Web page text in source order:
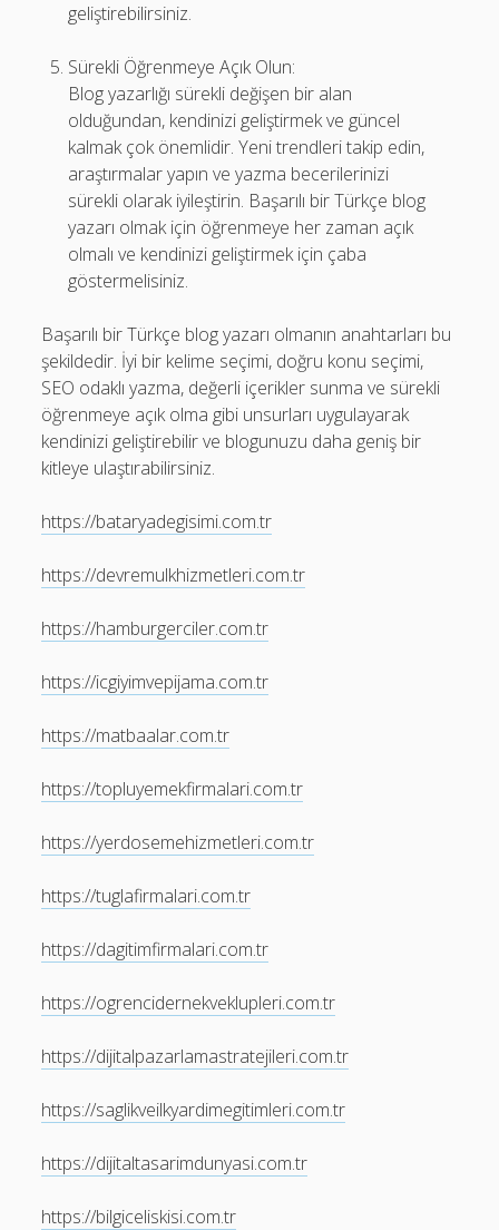
geliştirebilirsiniz.
Sürekli Öğrenmeye Açık Olun:
Blog yazarlığı sürekli değişen bir alan
olduğundan, kendinizi geliştirmek ve güncel
kalmak çok önemlidir. Yeni trendleri takip edin,
araştırmalar yapın ve yazma becerilerinizi
sürekli olarak iyileştirin. Başarılı bir Türkçe blog
yazarı olmak için öğrenmeye her zaman açık
olmalı ve kendinizi geliştirmek için çaba
göstermelisiniz.
Başarılı bir Türkçe blog yazarı olmanın anahtarları bu
şekildedir. İyi bir kelime seçimi, doğru konu seçimi,
SEO odaklı yazma, değerli içerikler sunma ve sürekli
öğrenmeye açık olma gibi unsurları uygulayarak
kendinizi geliştirebilir ve blogunuzu daha geniş bir
kitleye ulaştırabilirsiniz.
https://bataryadegisimi.com.tr
https://devremulkhizmetleri.com.tr
https://hamburgerciler.com.tr
https://icgiyimvepijama.com.tr
https://matbaalar.com.tr
https://topluyemekfirmalari.com.tr
https://yerdosemehizmetleri.com.tr
https://tuglafirmalari.com.tr
https://dagitimfirmalari.com.tr
https://ogrencidernekveklupleri.com.tr
https://dijitalpazarlamastratejileri.com.tr
https://saglikveilkyardimegitimleri.com.tr
https://dijitaltasarimdunyasi.com.tr
https://bilgiceliskisi.com.tr